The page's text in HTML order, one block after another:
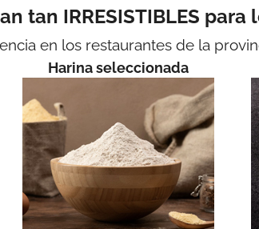
tan IRRESISTIBLES para
en los restaurantes de la
Harina seleccionada